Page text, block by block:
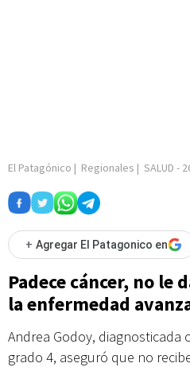
El Patagónico | Regionales | SALUD -
+ Agregar El Patagonico en
Padece cáncer, no le
la enfermedad
Andrea Godoy, diagnosticada
grado 4, aseguró que no